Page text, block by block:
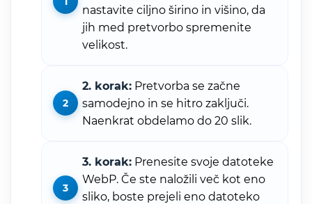
nastavite ciljno širino in višino, da
jih med pretvorbo spremenite
velikost.
2. korak: Pretvorba se začne
samodejno in se hitro zaključi.
Naenkrat obdelamo do 20 slik.
3. korak: Prenesite svoje datoteke
WebP. Če ste naložili več kot eno
sliko, boste prejeli eno datoteko